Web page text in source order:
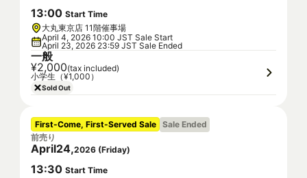
13:00 Start Time
大丸東京店 11階催事場
April 4, 2026 10:00 JST Sale Start
April 23, 2026 23:59 JST Sale Ended
一般
¥2,000(tax included)
小学生（¥1,000）
Sold Out
First-Come, First-Served Sale Sale Ended
前売り
April24,2026 (Friday)
13:30 Start Time